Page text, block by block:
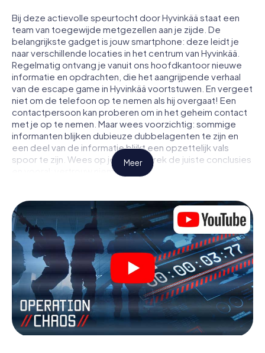
Bij deze actievolle speurtocht door Hyvinkää staat een
team van toegewijde metgezellen aan je zijde. De
belangrijkste gadget is jouw smartphone: deze leidt je
naar verschillende locaties in het centrum van Hyvinkää.
Regelmatig ontvang je vanuit ons hoofdkantoor nieuwe
informatie en opdrachten, die het aangrijpende verhaal
van de escape game in Hyvinkää voortstuwen. En vergeet
niet om de telefoon op te nemen als hij overgaat! Een
contactpersoon kan proberen om in het geheim contact
met je op te nemen. Maar wees voorzichtig: sommige
informanten blijken dubieuze dubbelagenten te zijn en
een deel van de informatie blijkt een opzettelijk vals
spoor te zijn. Wees op je hoede, trek de juiste conclusies
en vooral: vertrouw niemand!
niet opgesloten in een kamer waaruit je jezelf binnen een
bepaald tijdvenster moet bevrijden. Met deze
speurtocht met een smartphone wordt heel Hyvinkää
jouw speelveld! De technische voorwaarden voor jouw
avontuur in Hyvinkää zijn een smartphone en toegang tot
het mobiel internet. Met één klik krijg jij toegang tot onze
app. Je hoeft niets te installeren om door interactieve
video's, lastige minigames of andere functies in de actie
te worden getrokken.
Werk samen als een team, onderschep vijandige
spionnen en lok de handlangers van de schurk naar je toe.
Meer